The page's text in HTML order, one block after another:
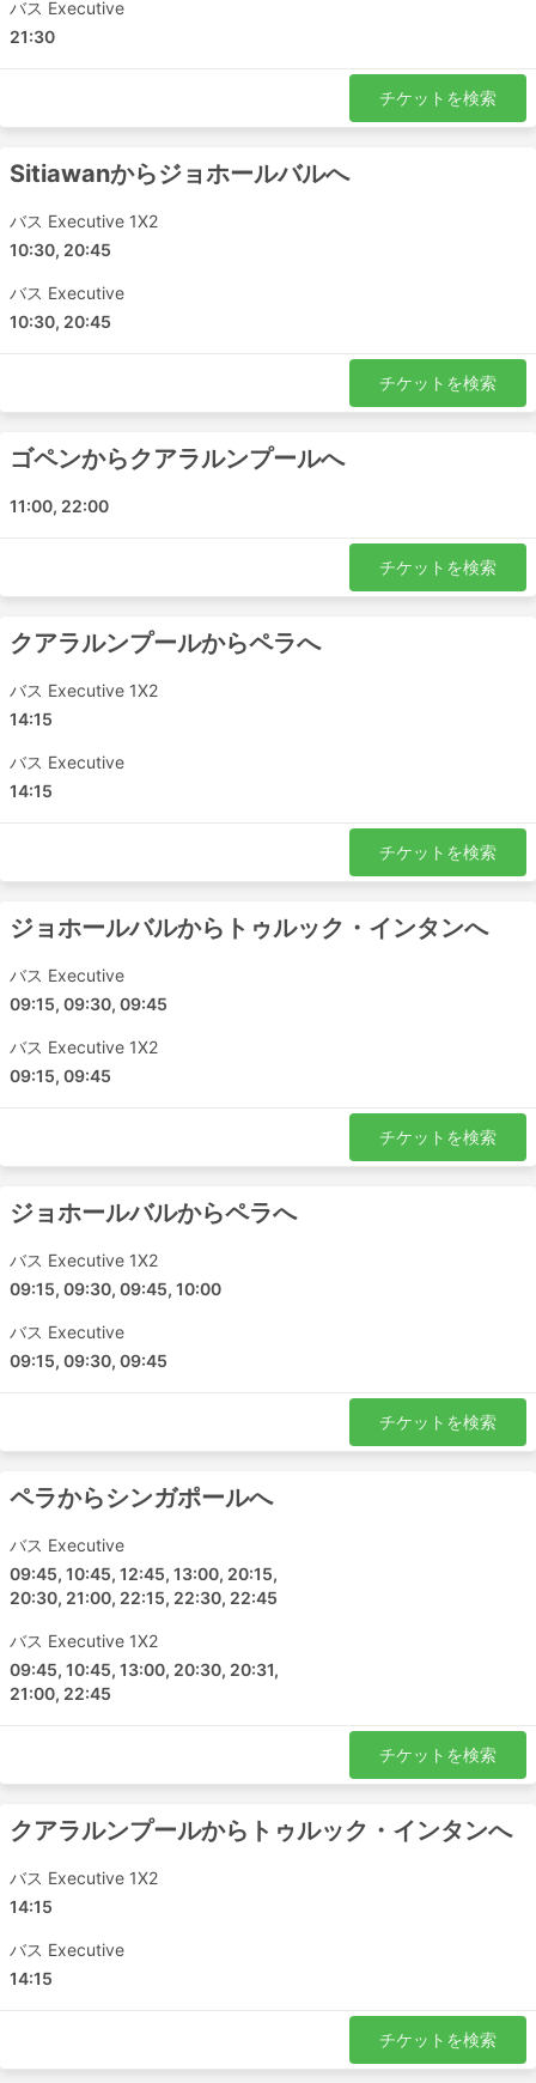
バス Executive
21:30
チケットを検索
Sitiawanからジョホールバルへ
バス Executive 1X2
10:30, 20:45
バス Executive
10:30, 20:45
チケットを検索
ゴペンからクアラルンプールへ
11:00, 22:00
チケットを検索
クアラルンプールからペラへ
バス Executive 1X2
14:15
バス Executive
14:15
チケットを検索
ジョホールバルからトゥルック・インタンへ
バス Executive
09:15, 09:30, 09:45
バス Executive 1X2
09:15, 09:45
チケットを検索
ジョホールバルからペラへ
バス Executive 1X2
09:15, 09:30, 09:45, 10:00
バス Executive
09:15, 09:30, 09:45
チケットを検索
ペラからシンガポールへ
バス Executive
09:45, 10:45, 12:45, 13:00, 20:15,
20:30, 21:00, 22:15, 22:30, 22:45
バス Executive 1X2
09:45, 10:45, 13:00, 20:30, 20:31,
21:00, 22:45
チケットを検索
クアラルンプールからトゥルック・インタンへ
バス Executive 1X2
14:15
バス Executive
14:15
チケットを検索